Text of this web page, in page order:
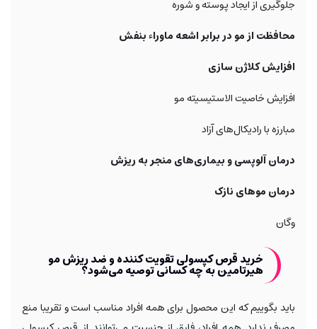
جلوگیری از ایجاد پوسته و شوره
محافظت از مو در برابر اشعه ماوراء بنفش
افزایش کلاژن سازی
افزایش خاصیت الاستیسیته مو
مبارزه با رادیکال‌های آزاد
درمان آلوپسی و بیماری‌های منجر به ریزش
درمان موهای نازک
وگان
خرید قرص کپسولی تقویت کننده و ضد ریزش مو
هیرتامین به چه کسانی توصیه می‌شود؟
باید بگوییم که این محصول برای همه افراد مناسب است و تقریبا منع